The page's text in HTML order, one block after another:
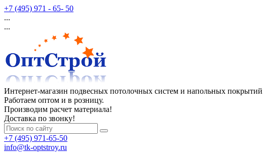
+7 (495) 971 - 65- 50
...
...
Интернет-магазин подвесных потолочных систем и напольных
Работаем оптом и в розницу.
Производим расчет материала!
Доставка по звонку!
+7 (495) 971-65-50
info@tk-optstroy.ru